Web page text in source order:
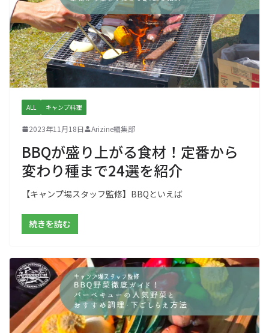
ALL キャンプ料理
2023年11月18日 Arizine編集部
BBQが盛り上がる食材！定番から
変わり種まで24選を紹介
【キャンプ場スタッフ監修】BBQといえば
続きを読む